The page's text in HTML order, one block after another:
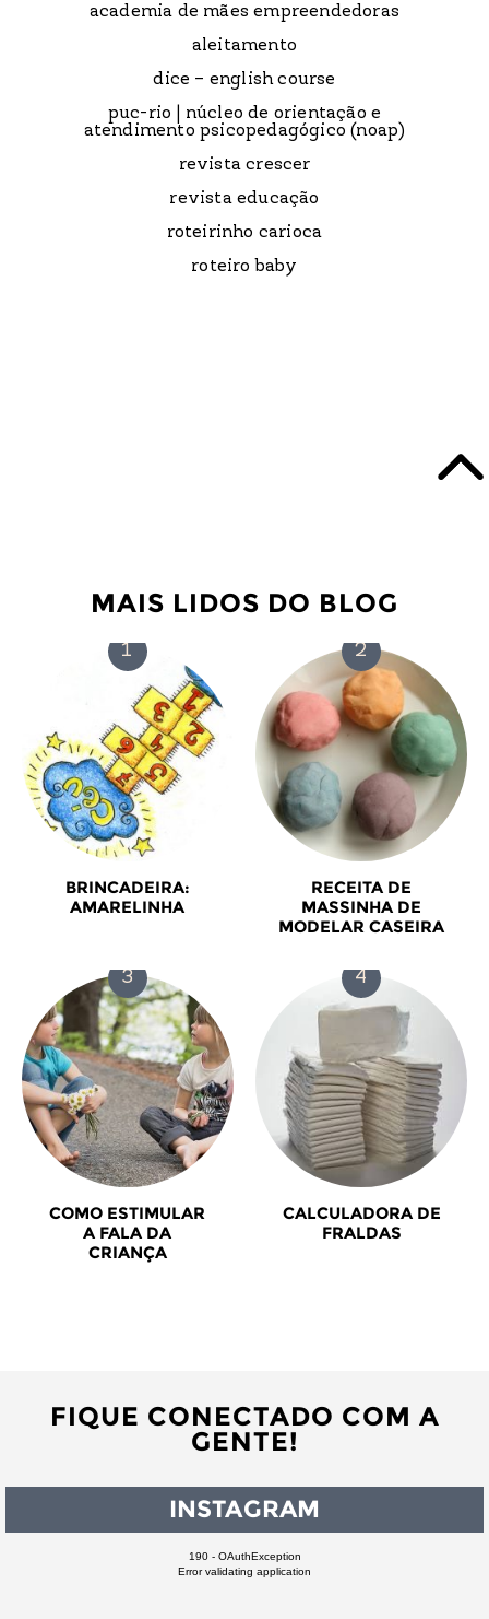
academia de mães empreendedoras
aleitamento
dice – english course
puc-rio | núcleo de orientação e
atendimento psicopedagógico (noap)
revista crescer
revista educação
roteirinho carioca
roteiro baby
MAIS LIDOS DO BLOG
BRINCADEIRA:
AMARELINHA
RECEITA DE
MASSINHA DE
MODELAR CASEIRA
COMO ESTIMULAR
A FALA DA
CRIANÇA
CALCULADORA DE
FRALDAS
FIQUE CONECTADO COM A
GENTE!
INSTAGRAM
190 - OAuthException
Error validating application